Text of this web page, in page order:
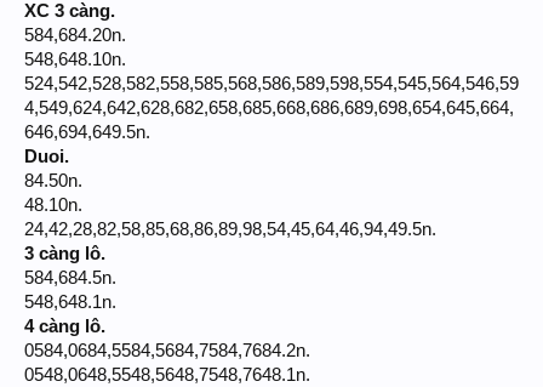
XC 3 càng.
584,684.20n.
548,648.10n.
524,542,528,582,558,585,568,586,589,598,554,545,564,546,59
4,549,624,642,628,682,658,685,668,686,689,698,654,645,664,
646,694,649.5n.
Duoi.
84.50n.
48.10n.
24,42,28,82,58,85,68,86,89,98,54,45,64,46,94,49.5n.
3 càng lô.
584,684.5n.
548,648.1n.
4 càng lô.
0584,0684,5584,5684,7584,7684.2n.
0548,0648,5548,5648,7548,7648.1n.